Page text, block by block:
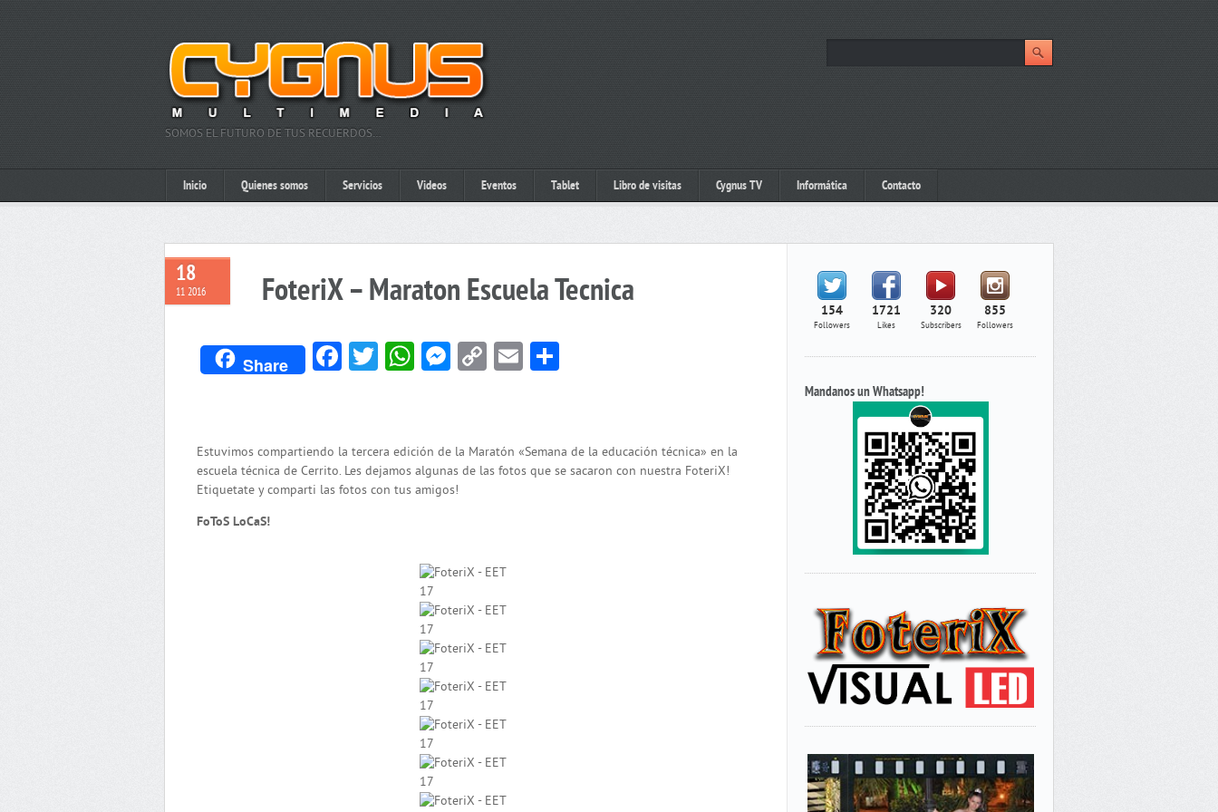
SOMOS EL FUTURO DE TUS RECUERDOS…
Inicio Quienes somos Servicios Videos Eventos Tablet Libro de visitas Cygnus TV Informática Contacto
18
11 2016 FoteriX – Maraton Escuela Tecnica
Share Facebook
Twitter
WhatsApp
Messenger
CopyEmail
Estuvimos compartiendo la tercera edición de la Maratón «Semana de la educación técnica» en la
escuela técnica de Cerrito. Les dejamos algunas de las fotos que se sacaron con nuestra FoteriX!
Etiquetate y comparti las fotos con tus amigos!
FoToS LoCaS!
154
Followers
1721
Likes
320
Subscribers
855
Followers
Mandanos un Whatsapp!